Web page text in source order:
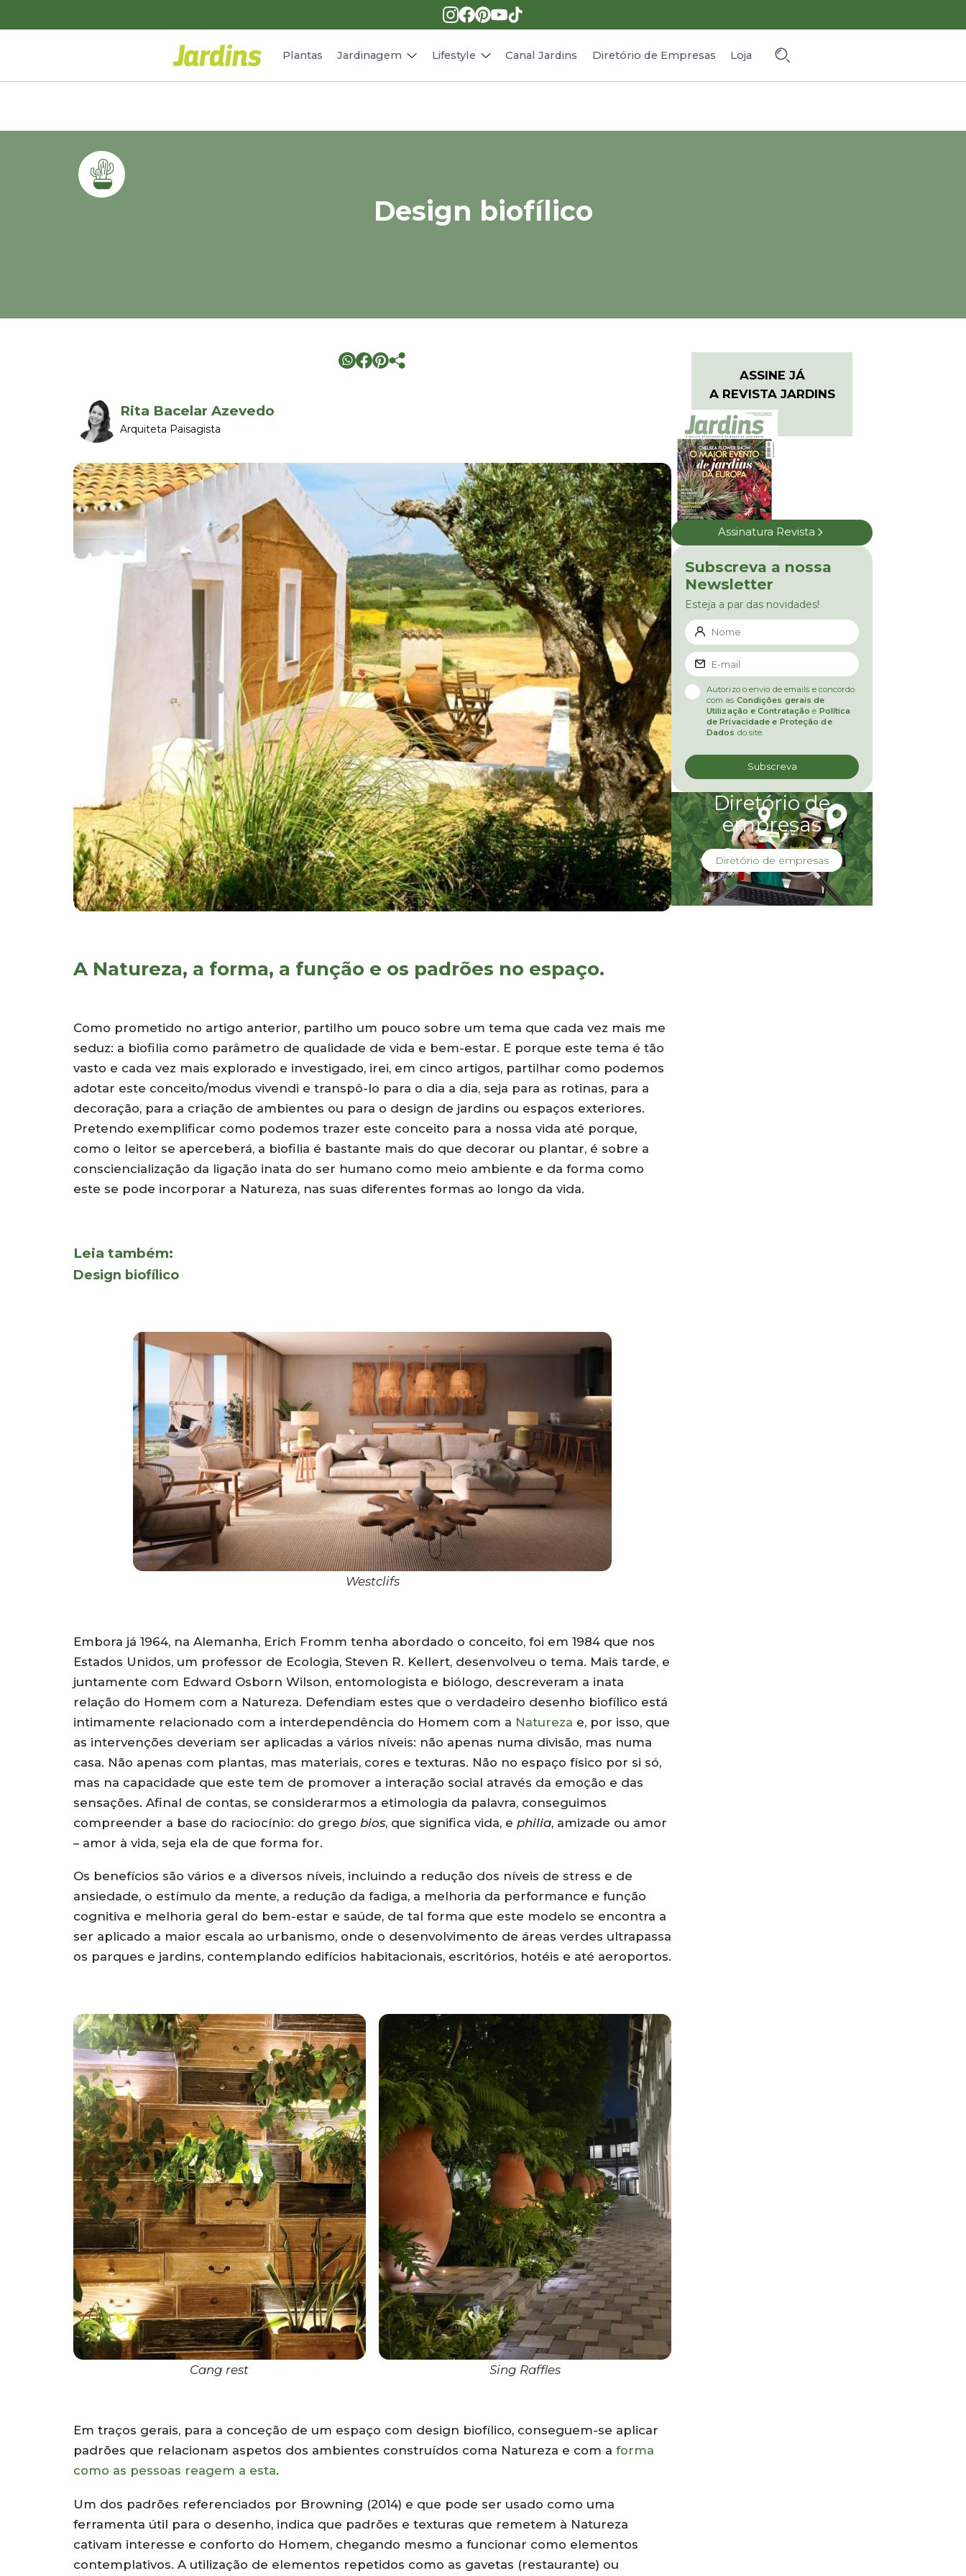
Plantas Jardinagem Lifestyle
Receitas
Canal Jardins Diretório de Empresas Loja
Design biofílico
Rita Bacelar Azevedo
Arquiteta Paisagista
A Natureza, a forma, a função e os padrões no espaço.
Como prometido no artigo anterior, partilho um pouco sobre um tema que cada vez mais me
seduz: a biofilia como parâmetro de qualidade de vida e bem-estar. E porque este tema é tão
vasto e cada vez mais explorado e investigado, irei, em cinco artigos, partilhar como podemos
adotar este conceito/modus vivendi e transpô-lo para o dia a dia, seja para as rotinas, para a
decoração, para a criação de ambientes ou para o design de jardins ou espaços exteriores.
Pretendo exemplificar como podemos trazer este conceito para a nossa vida até porque,
como o leitor se aperceberá, a biofilia é bastante mais do que decorar ou plantar, é sobre a
consciencialização da ligação inata do ser humano como meio ambiente e da forma como
este se pode incorporar a Natureza, nas suas diferentes formas ao longo da vida.
Leia também:
Design biofílico
Westclifs
Embora já 1964, na Alemanha, Erich Fromm tenha abordado o conceito, foi em 1984 que nos
Estados Unidos, um professor de Ecologia, Steven R. Kellert, desenvolveu o tema. Mais tarde, e
juntamente com Edward Osborn Wilson, entomologista e biólogo, descreveram a inata
relação do Homem com a Natureza. Defendiam estes que o verdadeiro desenho biofílico está
intimamente relacionado com a interdependência do Homem com a Natureza e, por isso, que
as intervenções deveriam ser aplicadas a vários níveis: não apenas numa divisão, mas numa
casa. Não apenas com plantas, mas materiais, cores e texturas. Não no espaço físico por si só,
mas na capacidade que este tem de promover a interação social através da emoção e das
sensações. Afinal de contas, se considerarmos a etimologia da palavra, conseguimos
compreender a base do raciocínio: do grego bios, que significa vida, e philia, amizade ou amor
– amor à vida, seja ela de que forma for.
Os benefícios são vários e a diversos níveis, incluindo a redução dos níveis de stress e de
ansiedade, o estímulo da mente, a redução da fadiga, a melhoria da performance e função
cognitiva e melhoria geral do bem-estar e saúde, de tal forma que este modelo se encontra a
ser aplicado a maior escala ao urbanismo, onde o desenvolvimento de áreas verdes ultrapassa
os parques e jardins, contemplando edifícios habitacionais, escritórios, hotéis e até aeroportos.
Cang rest Sing Raffles
Em traços gerais, para a conceção de um espaço com design biofílico, conseguem-se aplicar
padrões que relacionam aspetos dos ambientes construídos coma Natureza e com a forma
como as pessoas reagem a esta.
Um dos padrões referenciados por Browning (2014) e que pode ser usado como uma
ferramenta útil para o desenho, indica que padrões e texturas que remetem à Natureza
cativam interesse e conforto do Homem, chegando mesmo a funcionar como elementos
contemplativos. A utilização de elementos repetidos como as gavetas (restaurante) ou
ASSINE JÁ
A REVISTA JARDINS
Assinatura Revista
Subscreva a nossa
Newsletter
Esteja a par das novidades!
Autorizo o envio de emails e concordo
com as Condições gerais de
Utilização e Contratação e Política
de Privacidade e Proteção de
Dados do site.
Diretório de
empresas
Diretório de empresas